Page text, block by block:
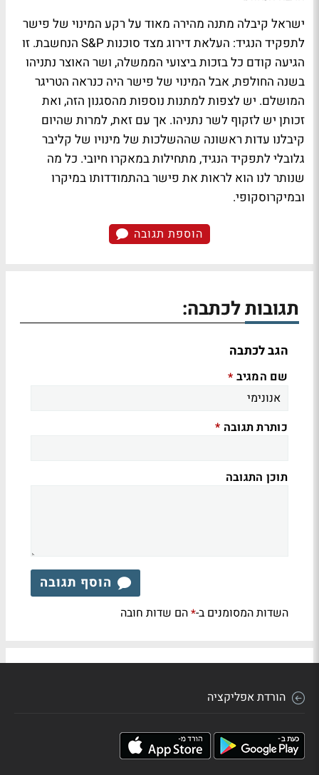
ישראל קיבלה מתנה מהירה מאוד על רקע המינוי של פישר
לתפקיד הנגיד: העלאת דירוג מצד סוכנות S&P הנחשבת. זו
הגיעה קודם כל בזכות ביצועי הממשלה, ושר האוצר נתניהו
בשנה החולפת, אבל המינוי של פישר היה כנראה הטריגר
המושלם. יש לצפות למתנות נוספות מהסגנון הזה, ואת
זכותן יש לזקוף לשר נתניהו. אך עם זאת, למרות שהיום
קיבלנו עדות ראשונה שההשלכות של מינויו של קליבר
גלובלי לתפקיד הנגיד, מתחילות במאקרו חיובי. כל מה
שנותר לנו הוא לראות את פישר בהתמודדותו במיקרו
ובמיקרוסקופי.
הוספת תגובה
תגובות לכתבה:
הגב לכתבה
שם המגיב *
כותרת תגובה *
תוכן התגובה
הוסף תגובה
השדות המסומנים ב-*הם שדות חובה
הורדת אפליקציה